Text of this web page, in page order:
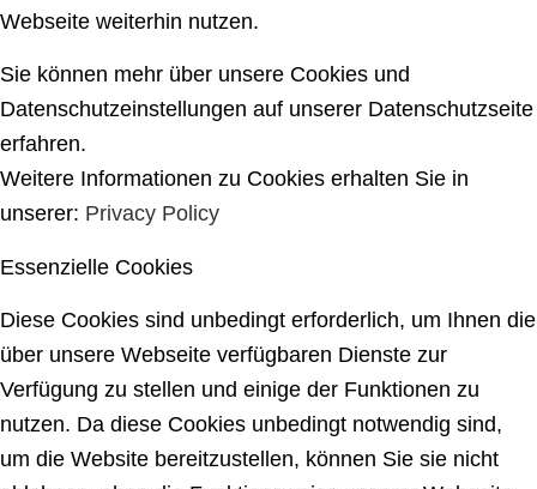
Webseite weiterhin nutzen.
Sie können mehr über unsere Cookies und
Datenschutzeinstellungen auf unserer Datenschutzseite
erfahren.
Weitere Informationen zu Cookies erhalten Sie in
unserer: Privacy Policy
Essenzielle Cookies
Diese Cookies sind unbedingt erforderlich, um Ihnen die
über unsere Webseite verfügbaren Dienste zur
Verfügung zu stellen und einige der Funktionen zu
nutzen. Da diese Cookies unbedingt notwendig sind,
um die Website bereitzustellen, können Sie sie nicht